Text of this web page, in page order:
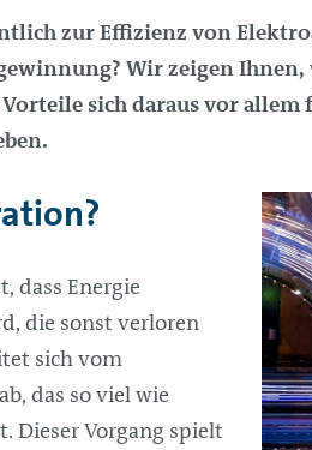
zur Effizienz von
Wir zeigen
sich daraus vor
dass Energie
die sonst verloren
sich vom
das so viel wie
Dieser Vorgang spielt